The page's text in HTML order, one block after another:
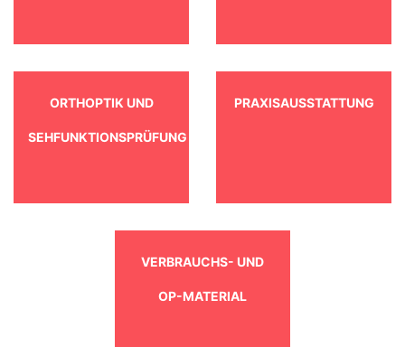
ORTHOPTIK UND
SEHFUNKTIONSPRÜFUNG
PRAXISAUSSTATTUNG
VERBRAUCHS- UND
OP-MATERIAL